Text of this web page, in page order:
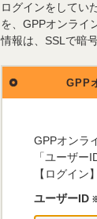
ログインをしてい
を、GPPオンライ
情報は、SSLで暗
GPP
GPPオンラ
「ユーザー
【ログイン
ユーザーID